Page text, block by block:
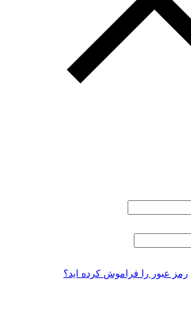
رمز عبور را فراموش کرده اید؟